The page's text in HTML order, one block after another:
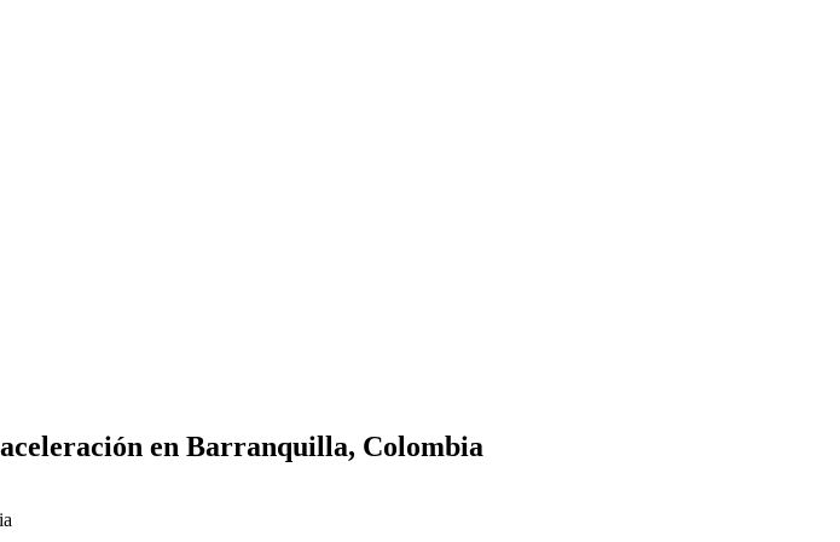
en Barranquilla, Colombia